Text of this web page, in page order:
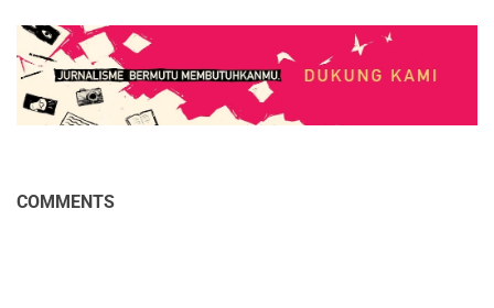
COMMENTS